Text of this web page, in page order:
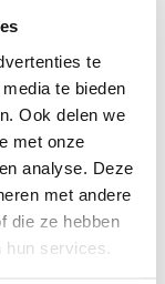
te
te bieden
Ook delen we
met onze
analyse. Deze
met andere
die ze hebben
services.
€39,99
+